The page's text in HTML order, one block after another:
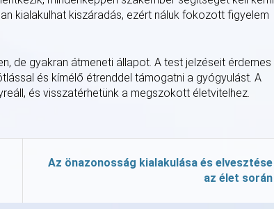
kialakulhat kiszáradás, ezért náluk fokozott figyelem
de gyakran átmeneti állapot. A test jelzéseit érdemes
és kímélő étrenddel támogatni a gyógyulást. A
és visszatérhetünk a megszokott életvitelhez.
Az önazonosság kialakulása és elvesztése
az élet során